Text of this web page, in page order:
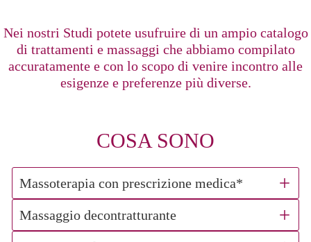
Nei nostri Studi potete usufruire di un ampio catalogo
di trattamenti e massaggi che abbiamo compilato
accuratamente e con lo scopo di venire incontro alle
esigenze e preferenze più diverse.
COSA SONO
Massoterapia con prescrizione medica*
Massaggio decontratturante